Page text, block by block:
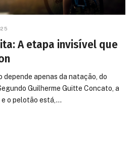
A etapa invisível que
depende apenas da natação, do
Guilherme Guitte Concato, a
o pelotão está,…